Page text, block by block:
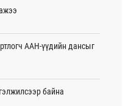
ААН-үүдийн дансыг
байна